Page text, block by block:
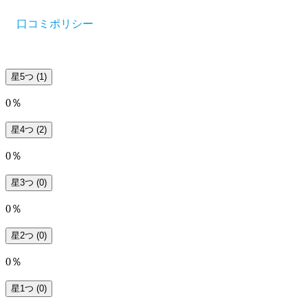
口コミポリシー
星5つ (1)
0％
星4つ (2)
0％
星3つ (0)
0％
星2つ (0)
0％
星1つ (0)